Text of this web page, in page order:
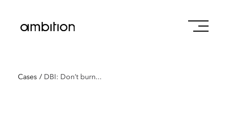
Cases / DBI: Don’t burn...